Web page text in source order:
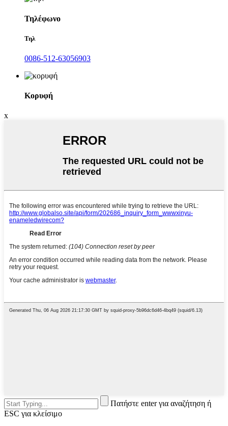
Τηλέφωνο
Τηλ
0086-512-63056903
Κορυφή
x
Πατήστε enter για αναζήτηση ή
ESC για κλείσιμο